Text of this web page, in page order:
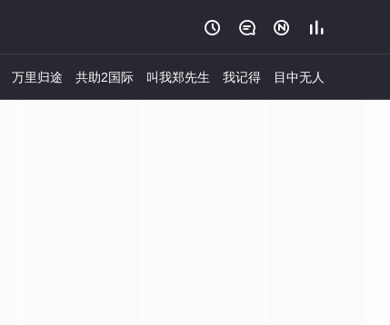
   
万里归途 共助2国际 叫我郑先生 我记得 目中无人